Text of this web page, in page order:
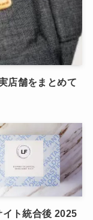
店舗をまとめて
イト統合後 2025